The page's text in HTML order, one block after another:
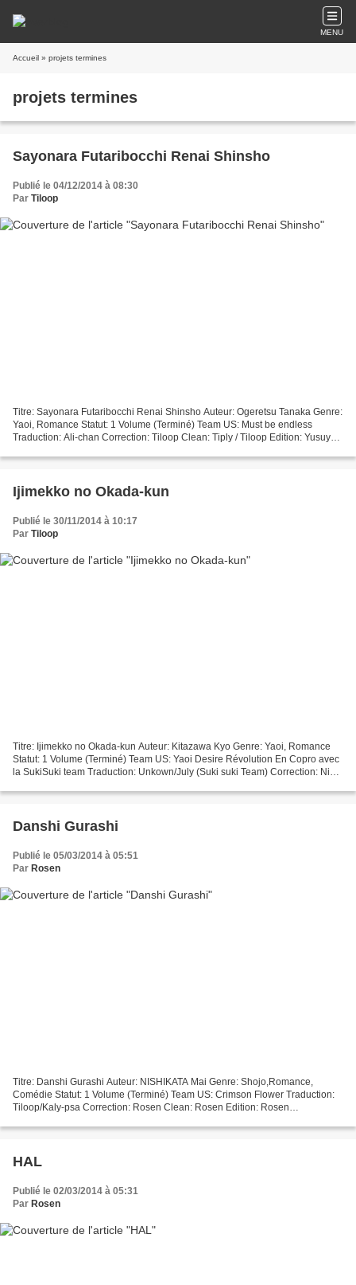
MENU
Accueil » projets termines
projets termines
Sayonara Futaribocchi Renai Shinsho
Publié le 04/12/2014 à 08:30
Par Tiloop
Titre: Sayonara Futaribocchi Renai Shinsho Auteur: Ogeretsu Tanaka Genre:
Yaoi, Romance Statut: 1 Volume (Terminé) Team US: Must be endless
Traduction: Ali-chan Correction: Tiloop Clean: Tiply / Tiloop Edition: Yusuyu /
Ijimekko no Okada-kun
Publié le 30/11/2014 à 10:17
Par Tiloop
Titre: Ijimekko no Okada-kun Auteur: Kitazawa Kyo Genre: Yaoi, Romance
Statut: 1 Volume (Terminé) Team US: Yaoi Desire Révolution En Copro avec
la SukiSuki team Traduction: Unkown/July (Suki suki Team) Correction: Ninth
Danshi Gurashi
Publié le 05/03/2014 à 05:51
Par Rosen
Titre: Danshi Gurashi Auteur: NISHIKATA Mai Genre: Shojo,Romance,
Comédie Statut: 1 Volume (Terminé) Team US: Crimson Flower Traduction:
Tiloop/Kaly-psa Correction: Rosen Clean: Rosen Edition: Rosen
HAL
Publié le 02/03/2014 à 05:31
Par Rosen